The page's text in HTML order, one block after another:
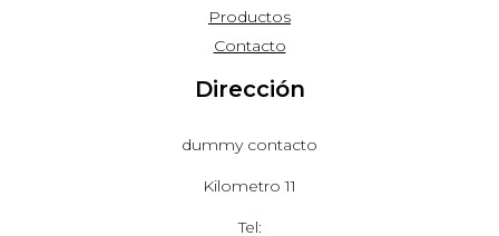
Productos
Contacto
Dirección
dummy contacto
Kilometro 11
Tel: